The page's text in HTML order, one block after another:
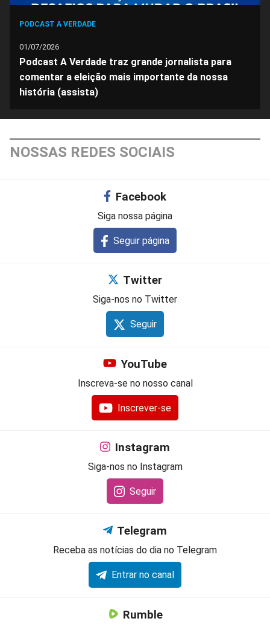
PODCAST A VERDADE
01/07/2026
Podcast A Verdade traz grande jornalista para
comentar a eleição mais importante da nossa
história (assista)
NOSSAS REDES SOCIAIS
Facebook
Siga nossa página
Seguir página
Twitter
Siga-nos no Twitter
Seguir
YouTube
Inscreva-se no nosso canal
Inscrever-se
Instagram
Siga-nos no Instagram
Seguir
Telegram
Receba as notícias do dia no Telegram
Entrar no canal
Rumble